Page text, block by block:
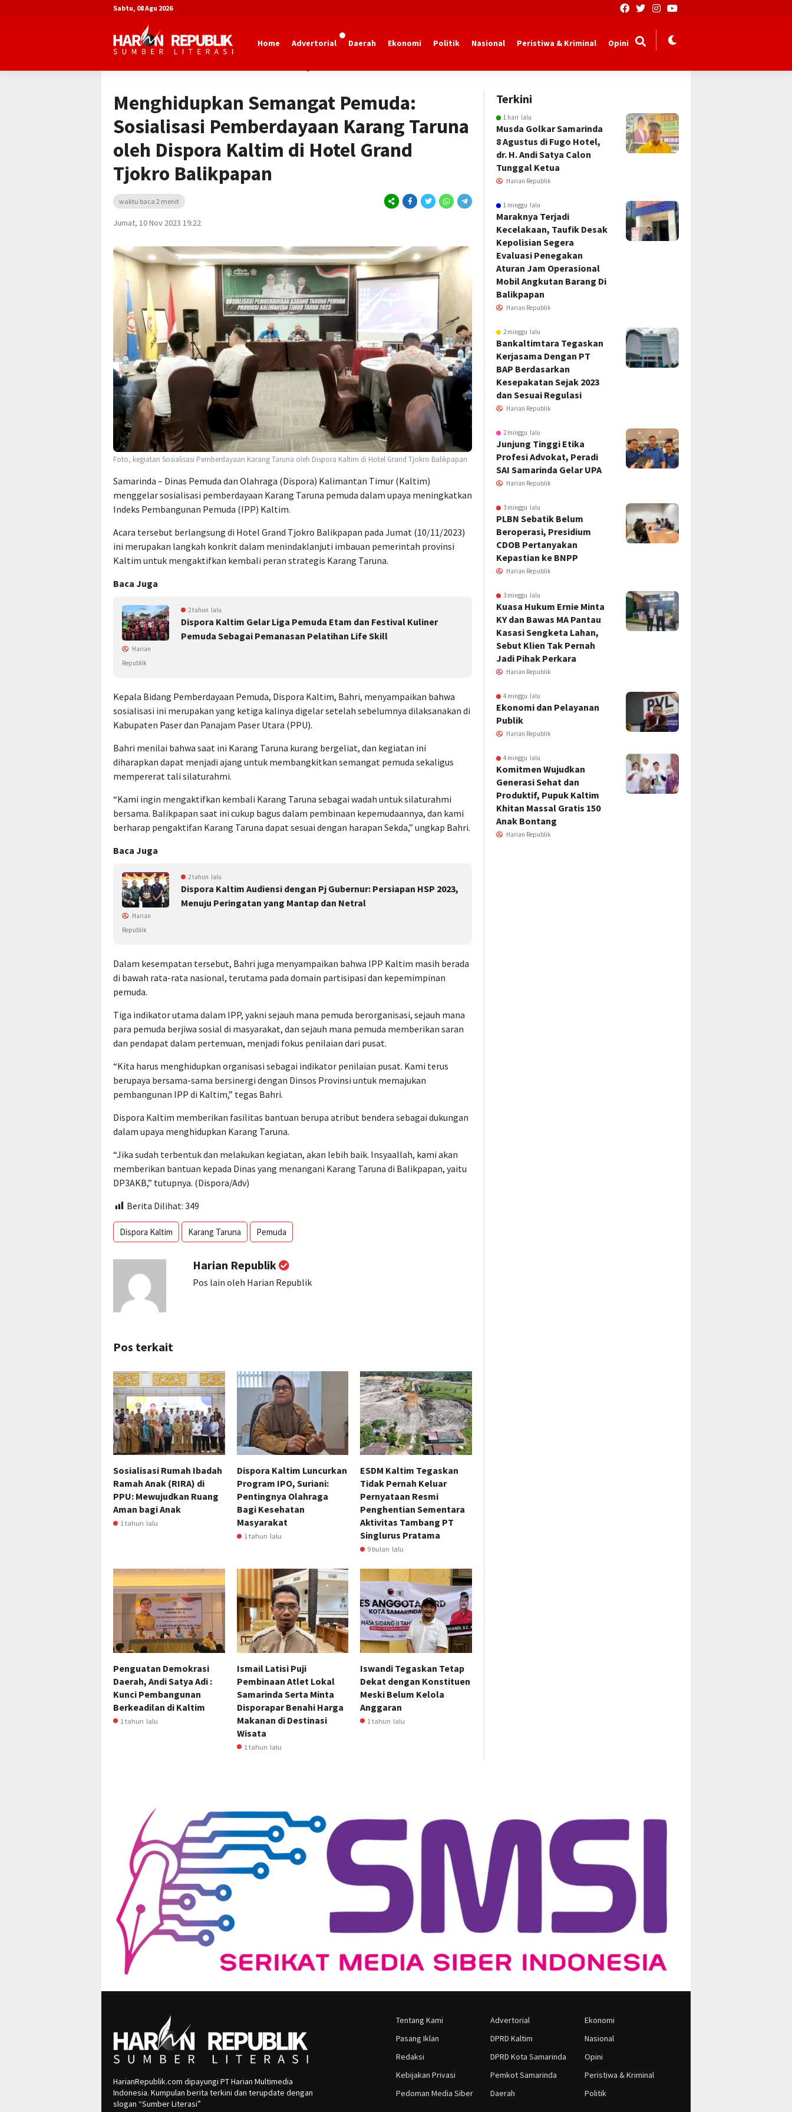
Sabtu, 08 Agu 2026
Home Advertorial Daerah Ekonomi Politik Nasional Peristiwa & Kriminal Opini
Menghidupkan Semangat Pemuda:
Sosialisasi Pemberdayaan Karang Taruna
oleh Dispora Kaltim di Hotel Grand
Tjokro Balikpapan
waktu baca 2 menit
Jumat, 10 Nov 2023 19:22
Foto, kegiatan Sosialisasi Pemberdayaan Karang Taruna oleh Dispora Kaltim di Hotel Grand Tjokro Balikpapan
Samarinda – Dinas Pemuda dan Olahraga (Dispora) Kalimantan Timur (Kaltim)
menggelar sosialisasi pemberdayaan Karang Taruna pemuda dalam upaya meningkatkan
Indeks Pembangunan Pemuda (IPP) Kaltim.
Acara tersebut berlangsung di Hotel Grand Tjokro Balikpapan pada Jumat (10/11/2023)
ini merupakan langkah konkrit dalam menindaklanjuti imbauan pemerintah provinsi
Kaltim untuk mengaktifkan kembali peran strategis Karang Taruna.
Baca Juga
2 tahun lalu
Dispora Kaltim Gelar Liga Pemuda Etam dan Festival Kuliner
Pemuda Sebagai Pemanasan Pelatihan Life Skill
Harian
Republik
Kepala Bidang Pemberdayaan Pemuda, Dispora Kaltim, Bahri, menyampaikan bahwa
sosialisasi ini merupakan yang ketiga kalinya digelar setelah sebelumnya dilaksanakan di
Kabupaten Paser dan Panajam Paser Utara (PPU).
Bahri menilai bahwa saat ini Karang Taruna kurang bergeliat, dan kegiatan ini
diharapkan dapat menjadi ajang untuk membangkitkan semangat pemuda sekaligus
mempererat tali silaturahmi.
“Kami ingin mengaktifkan kembali Karang Taruna sebagai wadah untuk silaturahmi
bersama. Balikpapan saat ini cukup bagus dalam pembinaan kepemudaannya, dan kami
berharap pengaktifan Karang Taruna dapat sesuai dengan harapan Sekda,” ungkap Bahri.
Baca Juga
2 tahun lalu
Dispora Kaltim Audiensi dengan Pj Gubernur: Persiapan HSP 2023,
Menuju Peringatan yang Mantap dan Netral
Harian
Republik
Dalam kesempatan tersebut, Bahri juga menyampaikan bahwa IPP Kaltim masih berada
di bawah rata-rata nasional, terutama pada domain partisipasi dan kepemimpinan
pemuda.
Tiga indikator utama dalam IPP, yakni sejauh mana pemuda berorganisasi, sejauh mana
para pemuda berjiwa sosial di masyarakat, dan sejauh mana pemuda memberikan saran
dan pendapat dalam pertemuan, menjadi fokus penilaian dari pusat.
“Kita harus menghidupkan organisasi sebagai indikator penilaian pusat. Kami terus
berupaya bersama-sama bersinergi dengan Dinsos Provinsi untuk memajukan
pembangunan IPP di Kaltim,” tegas Bahri.
Dispora Kaltim memberikan fasilitas bantuan berupa atribut bendera sebagai dukungan
dalam upaya menghidupkan Karang Taruna.
“Jika sudah terbentuk dan melakukan kegiatan, akan lebih baik. Insyaallah, kami akan
memberikan bantuan kepada Dinas yang menangani Karang Taruna di Balikpapan, yaitu
DP3AKB,” tutupnya. (Dispora/Adv)
Berita Dilihat: 349
Dispora Kaltim Karang Taruna Pemuda
Harian Republik
Pos lain oleh Harian Republik
Pos terkait
Sosialisasi Rumah Ibadah
Ramah Anak (RIRA) di
PPU: Mewujudkan Ruang
Aman bagi Anak
1 tahun lalu
Dispora Kaltim Luncurkan
Program IPO, Suriani:
Pentingnya Olahraga
Bagi Kesehatan
Masyarakat
1 tahun lalu
ESDM Kaltim Tegaskan
Tidak Pernah Keluar
Pernyataan Resmi
Penghentian Sementara
Aktivitas Tambang PT
Singlurus Pratama
9 bulan lalu
Penguatan Demokrasi
Daerah, Andi Satya Adi :
Kunci Pembangunan
Berkeadilan di Kaltim
1 tahun lalu
Ismail Latisi Puji
Pembinaan Atlet Lokal
Samarinda Serta Minta
Disporapar Benahi Harga
Makanan di Destinasi
Wisata
1 tahun lalu
Iswandi Tegaskan Tetap
Dekat dengan Konstituen
Meski Belum Kelola
Anggaran
1 tahun lalu
Terkini
1 hari lalu
Musda Golkar Samarinda
8 Agustus di Fugo Hotel,
dr. H. Andi Satya Calon
Tunggal Ketua
Harian Republik
1 minggu lalu
Maraknya Terjadi
Kecelakaan, Taufik Desak
Kepolisian Segera
Evaluasi Penegakan
Aturan Jam Operasional
Mobil Angkutan Barang Di
Balikpapan
Harian Republik
2 minggu lalu
Bankaltimtara Tegaskan
Kerjasama Dengan PT
BAP Berdasarkan
Kesepakatan Sejak 2023
dan Sesuai Regulasi
Harian Republik
2 minggu lalu
Junjung Tinggi Etika
Profesi Advokat, Peradi
SAI Samarinda Gelar UPA
Harian Republik
3 minggu lalu
PLBN Sebatik Belum
Beroperasi, Presidium
CDOB Pertanyakan
Kepastian ke BNPP
Harian Republik
3 minggu lalu
Kuasa Hukum Ernie Minta
KY dan Bawas MA Pantau
Kasasi Sengketa Lahan,
Sebut Klien Tak Pernah
Jadi Pihak Perkara
Harian Republik
4 minggu lalu
Ekonomi dan Pelayanan
Publik
Harian Republik
4 minggu lalu
Komitmen Wujudkan
Generasi Sehat dan
Produktif, Pupuk Kaltim
Khitan Massal Gratis 150
Anak Bontang
Harian Republik
Tentang Kami
Pasang Iklan
Redaksi
Kebijakan Privasi
Pedoman Media Siber
Advertorial
DPRD Kaltim
DPRD Kota Samarinda
Pemkot Samarinda
Daerah
Ekonomi
Nasional
Opini
Peristiwa & Kriminal
Politik
HarianRepublik.com dipayungi PT Harian Multimedia
Indonesia. Kumpulan berita terkini dan terupdate dengan
slogan “Sumber Literasi”